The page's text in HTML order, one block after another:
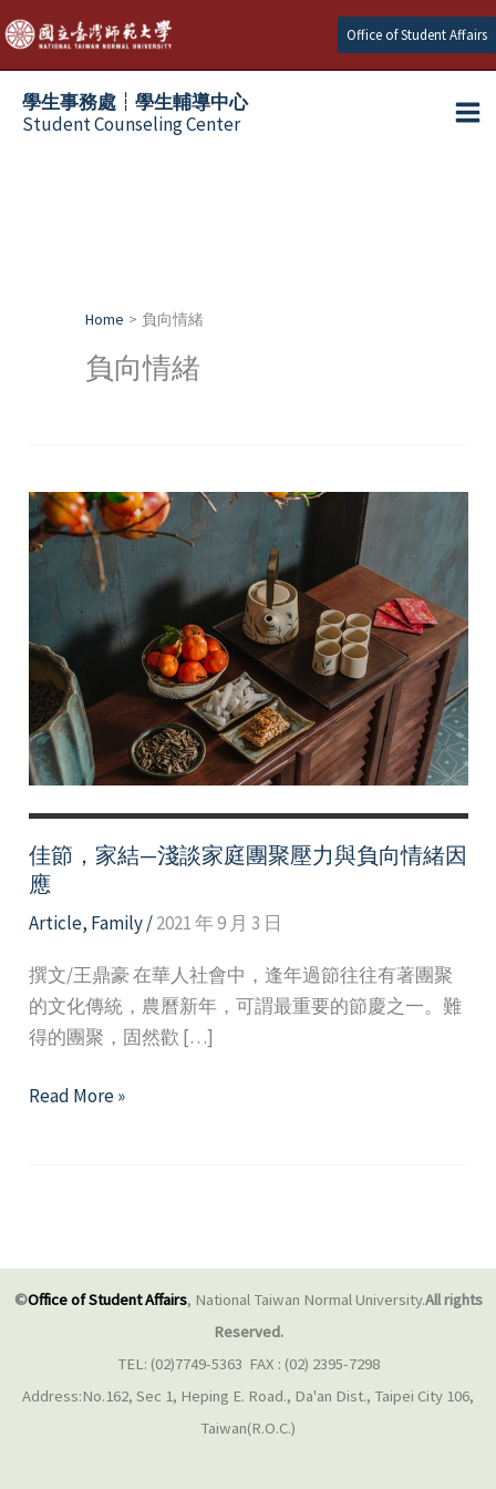
Skip
to
content
Office of Student Affairs
學生事務處┆學生輔導中心
Student Counseling Center
Home 負向情緒
負向情緒
佳節，家結—淺談家庭團聚壓力與負向情緒因
應
Article, Family/2021 年 9 月 3 日
撰文/王鼎豪 在華人社會中，逢年過節往往有著團聚
的文化傳統，農曆新年，可謂最重要的節慶之一。難
得的團聚，固然歡 […]
佳
家
聚
Read More »
©Office of Student Affairs, National Taiwan Normal University.All rights
Reserved.
TEL: (02)7749-5363 FAX : (02) 2395-7298
Address:No.162, Sec 1, Heping E. Road., Da'an Dist., Taipei City 106,
Taiwan(R.O.C.)